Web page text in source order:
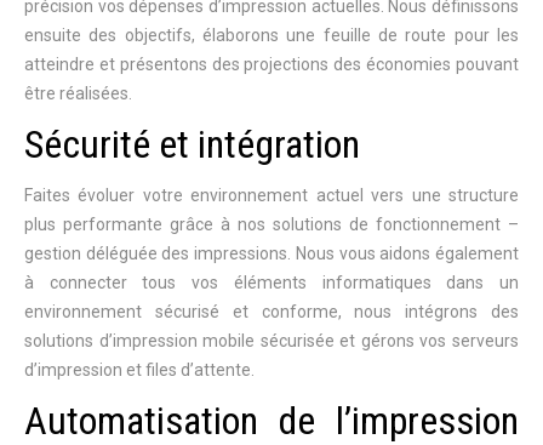
précision vos dépenses d’impression actuelles. Nous définissons
ensuite des objectifs, élaborons une feuille de route pour les
atteindre et présentons des projections des économies pouvant
être réalisées.
Sécurité et intégration
Faites évoluer votre environnement actuel vers une structure
plus performante grâce à nos solutions de fonctionnement –
gestion déléguée des impressions. Nous vous aidons également
à connecter tous vos éléments informatiques dans un
environnement sécurisé et conforme, nous intégrons des
solutions d’impression mobile sécurisée et gérons vos serveurs
d’impression et files d’attente.
Automatisation de l’impression